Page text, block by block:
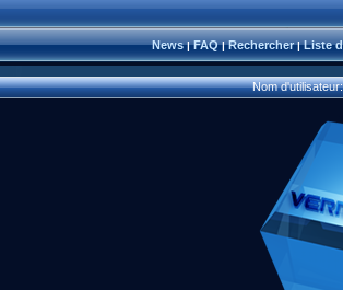
News|FAQ|Rechercher|Liste
Nom d'utilisateur: